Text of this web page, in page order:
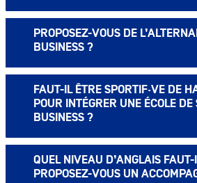
PROPOSEZ-VOUS DE
BUSINESS ?
FAUT-IL ÊTRE SPORTIF·VE DE
POUR INTÉGRER UNE ÉCOLE DE
BUSINESS ?
QUEL NIVEAU D’ANGLAIS FAUT-
PROPOSEZ-VOUS UN